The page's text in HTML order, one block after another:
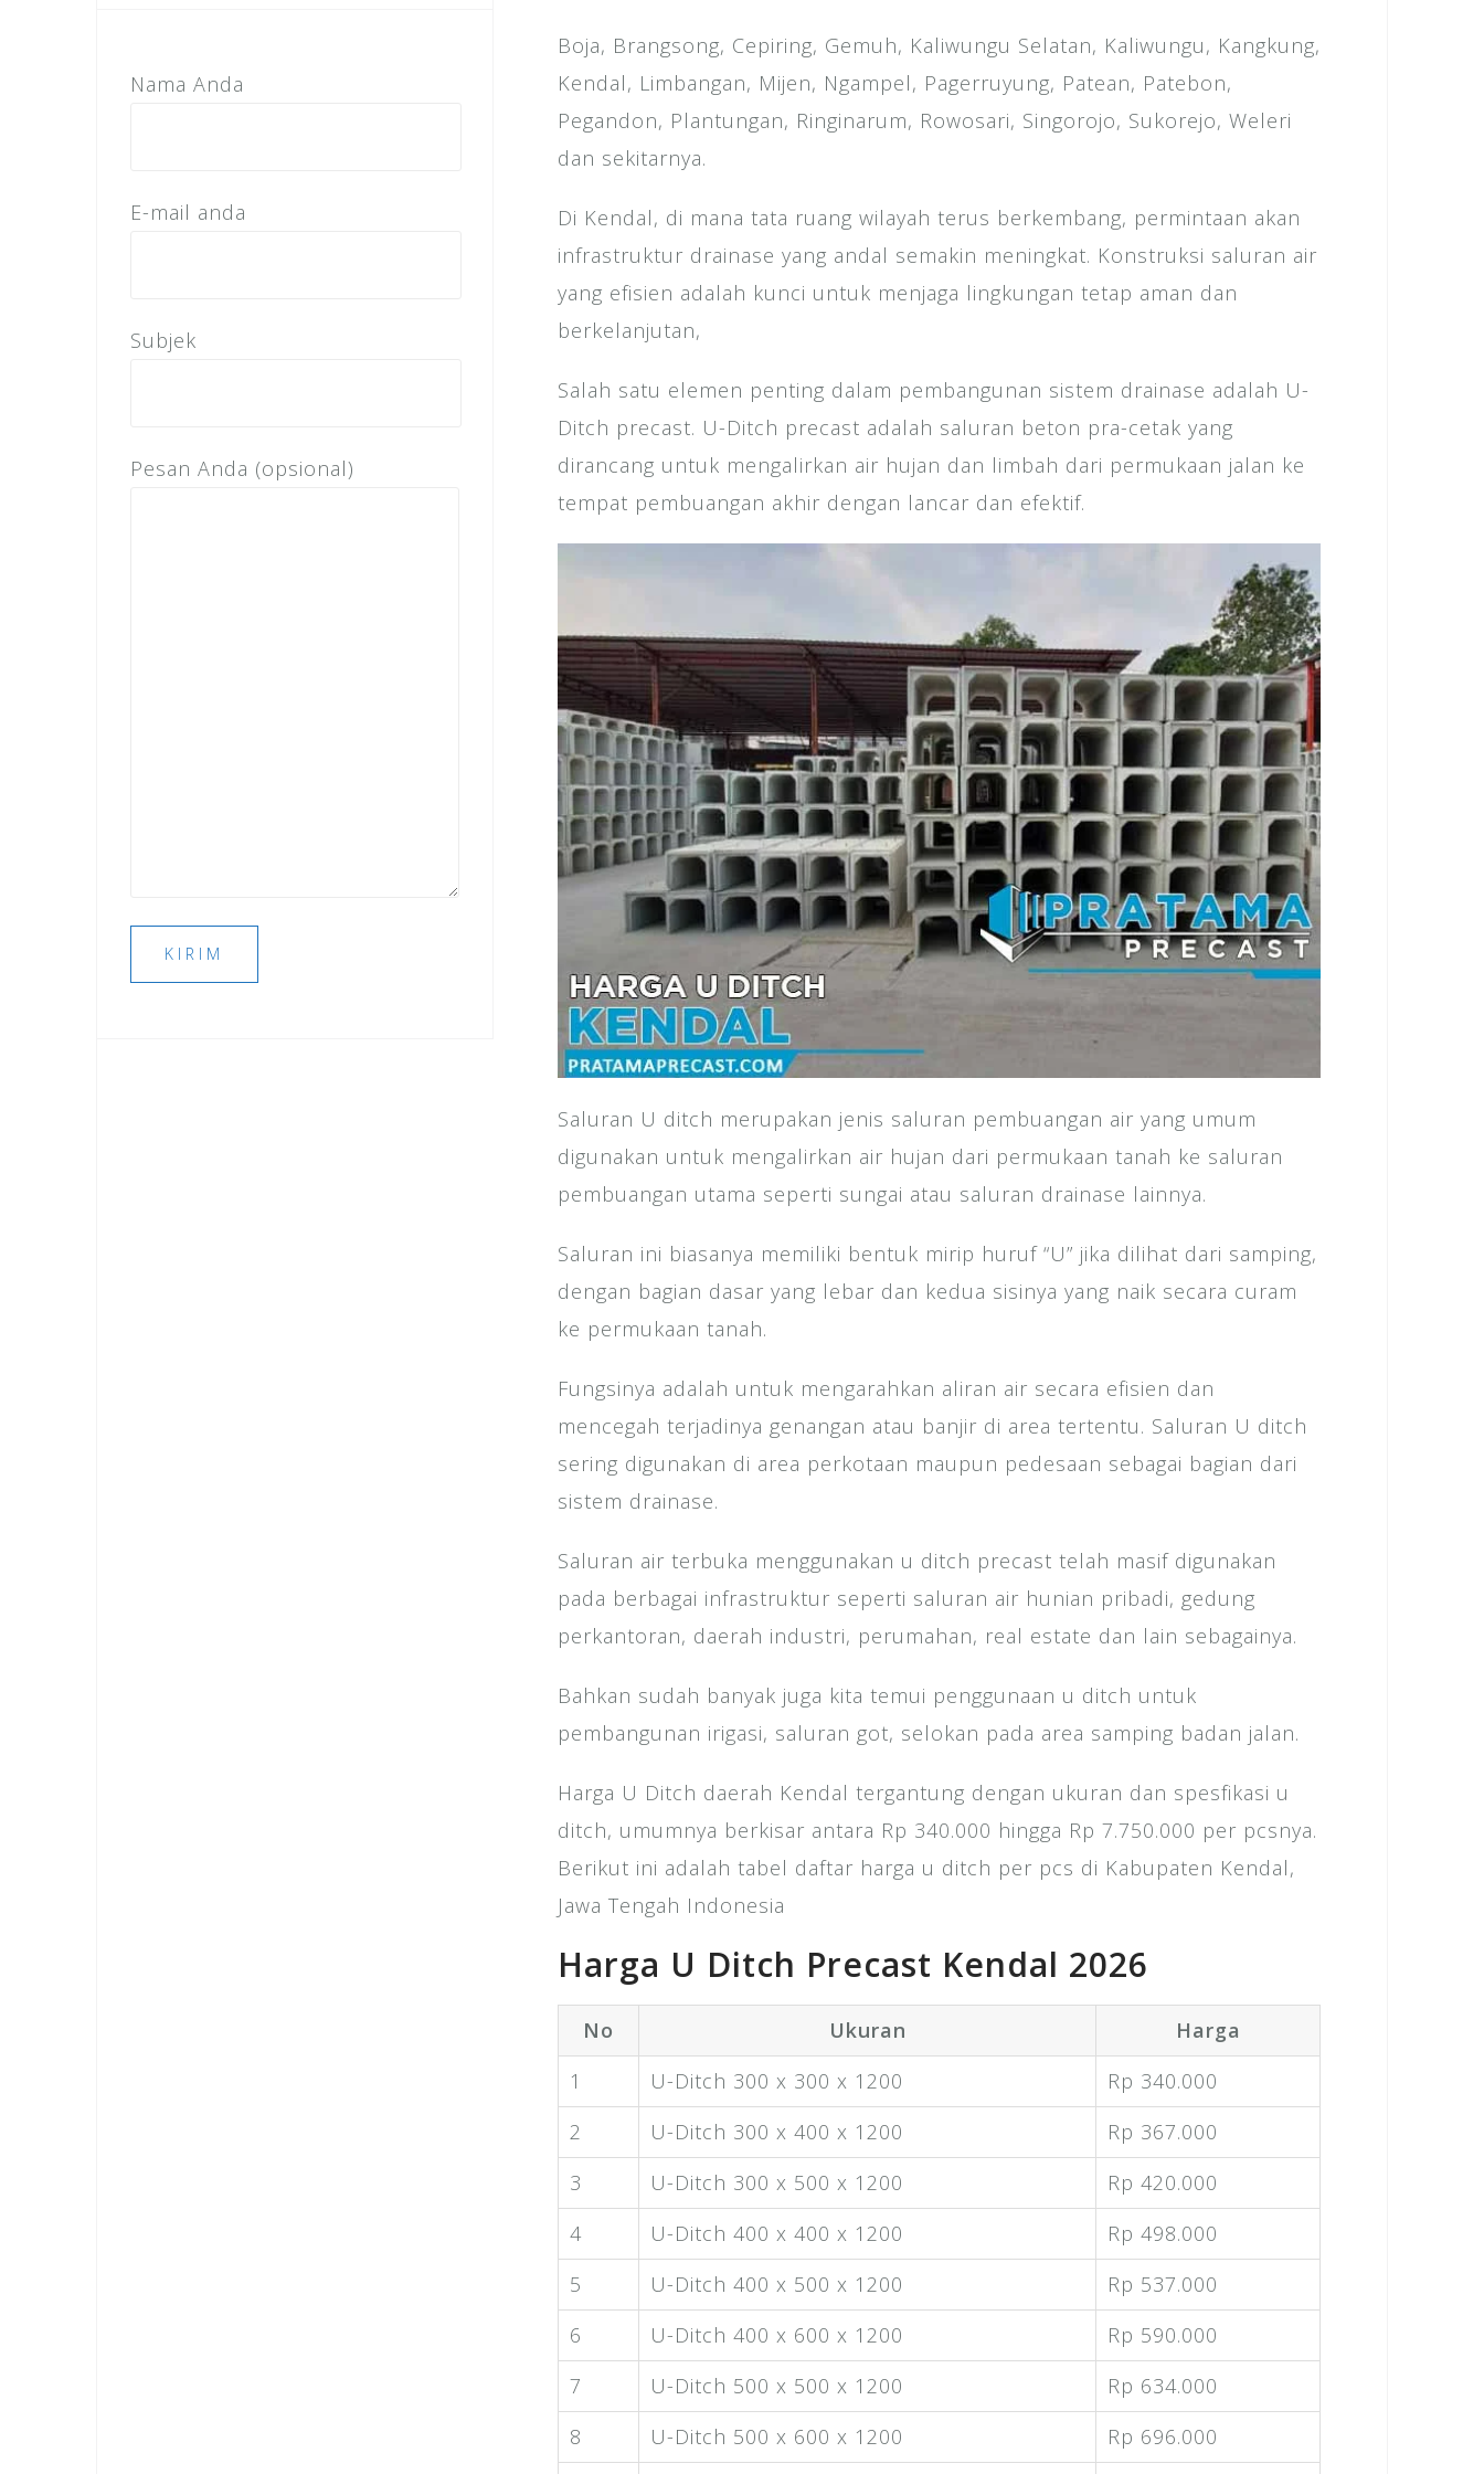
Boja, Brangsong, Cepiring, Gemuh, Kaliwungu Selatan, Kaliwungu, Kangkung,
Kendal, Limbangan, Mijen, Ngampel, Pagerruyung, Patean, Patebon,
Pegandon, Plantungan, Ringinarum, Rowosari, Singorojo, Sukorejo, Weleri
dan sekitarnya.
Di Kendal, di mana tata ruang wilayah terus berkembang, permintaan akan
infrastruktur drainase yang andal semakin meningkat. Konstruksi saluran air
yang efisien adalah kunci untuk menjaga lingkungan tetap aman dan
berkelanjutan,
Salah satu elemen penting dalam pembangunan sistem drainase adalah U-
Ditch precast. U-Ditch precast adalah saluran beton pra-cetak yang
dirancang untuk mengalirkan air hujan dan limbah dari permukaan jalan ke
tempat pembuangan akhir dengan lancar dan efektif.
Saluran U ditch merupakan jenis saluran pembuangan air yang umum
digunakan untuk mengalirkan air hujan dari permukaan tanah ke saluran
pembuangan utama seperti sungai atau saluran drainase lainnya.
Saluran ini biasanya memiliki bentuk mirip huruf “U” jika dilihat dari samping,
dengan bagian dasar yang lebar dan kedua sisinya yang naik secara curam
ke permukaan tanah.
Fungsinya adalah untuk mengarahkan aliran air secara efisien dan
mencegah terjadinya genangan atau banjir di area tertentu. Saluran U ditch
sering digunakan di area perkotaan maupun pedesaan sebagai bagian dari
sistem drainase.
Saluran air terbuka menggunakan u ditch precast telah masif digunakan
pada berbagai infrastruktur seperti saluran air hunian pribadi, gedung
perkantoran, daerah industri, perumahan, real estate dan lain sebagainya.
Bahkan sudah banyak juga kita temui penggunaan u ditch untuk
pembangunan irigasi, saluran got, selokan pada area samping badan jalan.
Harga U Ditch daerah Kendal tergantung dengan ukuran dan spesfikasi u
ditch, umumnya berkisar antara Rp 340.000 hingga Rp 7.750.000 per pcsnya.
Berikut ini adalah tabel daftar harga u ditch per pcs di Kabupaten Kendal,
Jawa Tengah Indonesia
Harga U Ditch Precast Kendal 2026
No Ukuran
Harga
1
U-Ditch 300 x 300 x 1200
Rp 340.000
2
U-Ditch 300 x 400 x 1200
Rp 367.000
3
U-Ditch 300 x 500 x 1200
Rp 420.000
4
U-Ditch 400 x 400 x 1200
Rp 498.000
5
U-Ditch 400 x 500 x 1200
Rp 537.000
6
U-Ditch 400 x 600 x 1200
Rp 590.000
7
U-Ditch 500 x 500 x 1200
Rp 634.000
8
U-Ditch 500 x 600 x 1200
Rp 696.000
Nama Anda
E-mail anda
Subjek
Pesan Anda (opsional)